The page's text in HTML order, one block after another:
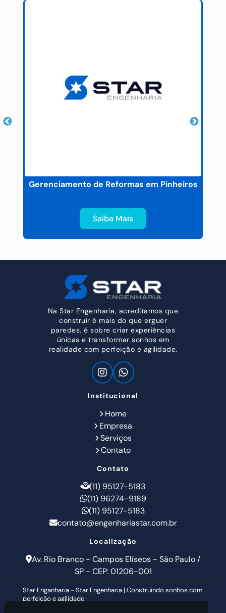
Gerenciamento de Reformas em Pinheiros
Saiba Mais
Na Star Engenharia, acreditamos que
construir é mais do que erguer
paredes, é sobre criar experiências
únicas e transformar sonhos em
realidade com perfeição e agilidade.
Institucional
Home
Empresa
Serviços
Contato
Contato
(11) 95127-5183
(11) 96274-9189
(11) 95127-5183
contato@engenhariastar.com.br
Localização
Av. Rio Branco - Campos Elíseos - São Paulo /
SP - CEP: 01206-001
Star Enganharia - Star Engenharia | Construindo sonhos com
perfeição e agilidade